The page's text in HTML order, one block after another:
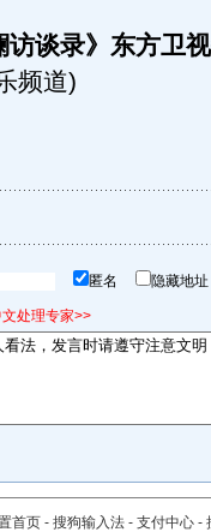
访谈录》东方卫
频道)
匿名 隐藏地
处理专家>>
首页 - 搜狗输入法 - 支付中心 -